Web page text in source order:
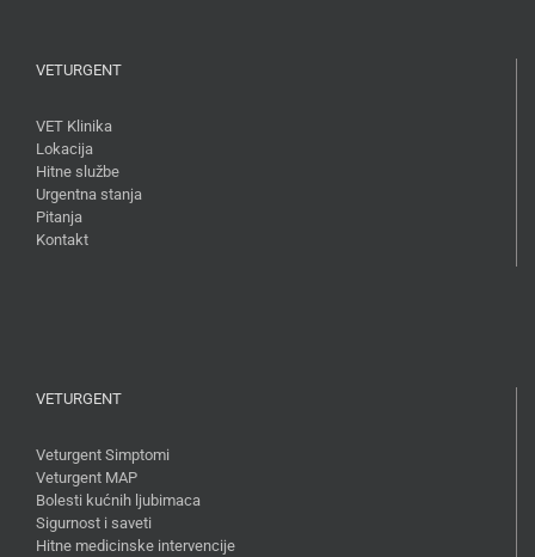
VETURGENT
VET Klinika
Lokacija
Hitne službe
Urgentna stanja
Pitanja
Kontakt
VETURGENT
Veturgent Simptomi
Veturgent MAP
Bolesti kućnih ljubimaca
Sigurnost i saveti
Hitne medicinske intervencije